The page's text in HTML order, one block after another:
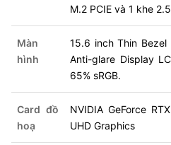
M.2 PCIE và 1 khe
Màn
hình
15.6 inch Thin Bezel
Anti-glare Display
65% sRGB.
Card đồ
hoạ
NVIDIA GeForce
UHD Graphics